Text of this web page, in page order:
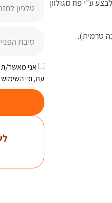
ע״י פח מגולוון
טרמית).
אני מאשר/ת
עת, וכי